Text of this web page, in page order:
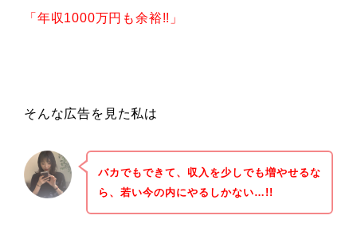
「年収1000万円も余裕!!」
そんな広告を見た私は
バカでもできて、収入を少しでも増やせるな
ら、若い今の内にやるしかない…!!